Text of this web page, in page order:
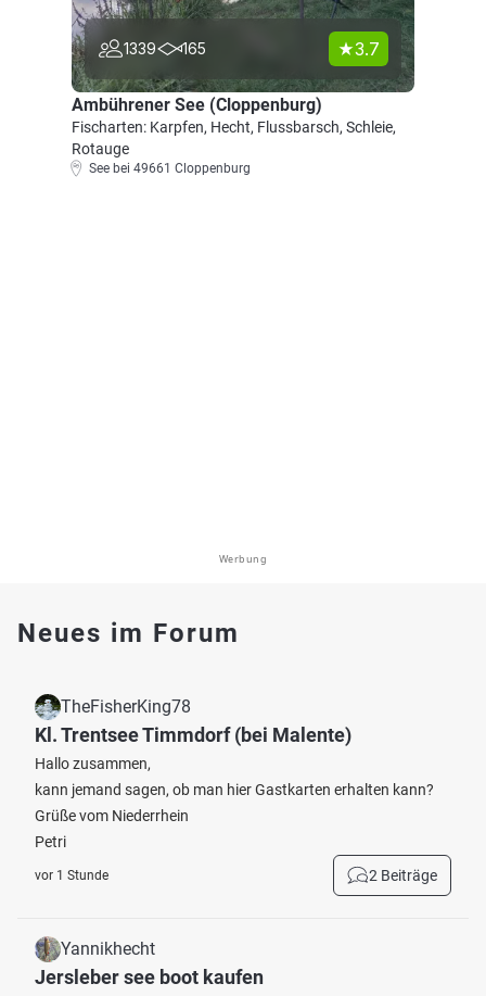
1339 165 3.7
Ambührener See (Cloppenburg)
Fischarten: Karpfen, Hecht, Flussbarsch, Schleie,
Rotauge
See bei 49661 Cloppenburg
Werbung
Neues im Forum
TheFisherKing78
Kl. Trentsee Timmdorf (bei Malente)
Hallo zusammen,
kann jemand sagen, ob man hier Gastkarten erhalten kann?
Grüße vom Niederrhein
Petri
vor 1 Stunde 2 Beiträge
Yannikhecht
Jersleber see boot kaufen